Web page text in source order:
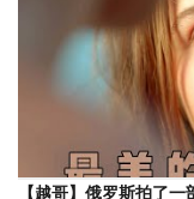
【越哥】俄罗斯拍了